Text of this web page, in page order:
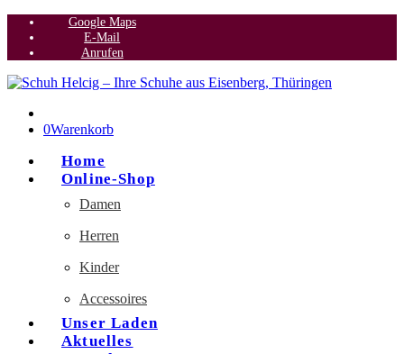
Google Maps
E-Mail
Anrufen
0Warenkorb
Home
Online-Shop
Damen
Herren
Kinder
Accessoires
Unser Laden
Aktuelles